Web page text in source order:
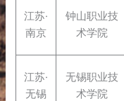
江苏·
南京
钟山职业技
术学院
江苏·
无锡
无锡职业技
术学院